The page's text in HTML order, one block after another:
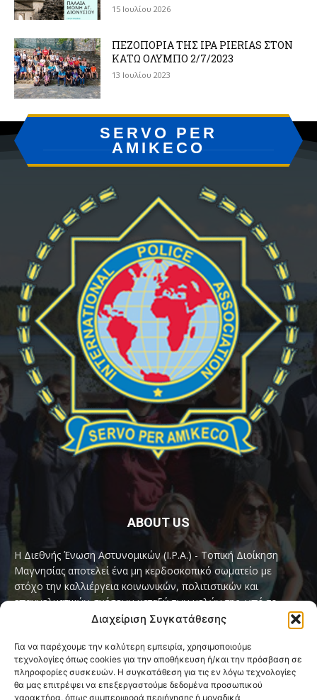
Διαχείριση Συγκατάθεσης
Για να παρέχουμε την καλύτερη εμπειρία, χρησιμοποιούμε
τεχνολογίες όπως cookies για την αποθήκευση ή/και την πρόσβαση σε
πληροφορίες συσκευών. Η συγκατάθεση για τις εν λόγω τεχνολογίες
θα μας επιτρέψει να επεξεργαστούμε δεδομένα προσωπικού
χαρακτήρα, όπως συμπεριφορά περιήγησης ή μοναδικά
15 Ιουλίου 2026
ΠΕΖΟΠΟΡΙΑ ΤΗΣ IPA PIERIAS ΣΤΟΝ
ΚΑΤΩ ΟΛΥΜΠΟ 2/7/2023
13 Ιουλίου 2023
SERVO PER
AMIKECO
ABOUT US
Η Διεθνής Ένωση Αστυνομικών (I.P.A.) - Τοπική Διοίκηση
Μαγνησίας αποτελεί ένα μη κερδοσκοπικό σωματείο με
στόχο την καλλιέργεια κοινωνικών, πολιτιστικών και
επαγγελματικών σχέσεων μεταξύ των μελών της, υπό το
παγκόσμιο σύνθημα «Servo per Amikeco» (Υπηρετώ δια της
Contact us:ipamagnesia@gmail.com